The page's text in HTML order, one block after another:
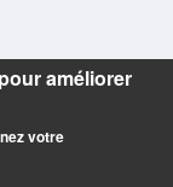
améliorer
votre